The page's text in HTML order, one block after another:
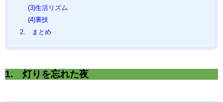
(3)生活リズム
(4)裏技
2. まとめ
1. 灯りを忘れた夜